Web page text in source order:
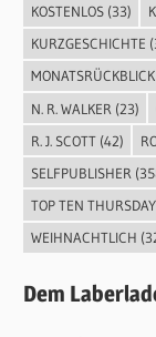
KOSTENLOS(33)
KURZGESCHICHTE
MONATSRÜCKBLICK
N. R. WALKER (23)
R. J. SCOTT(42)
SELFPUBLISHER
TOP TEN THURSDAY
WEIHNACHTLICH
Dem